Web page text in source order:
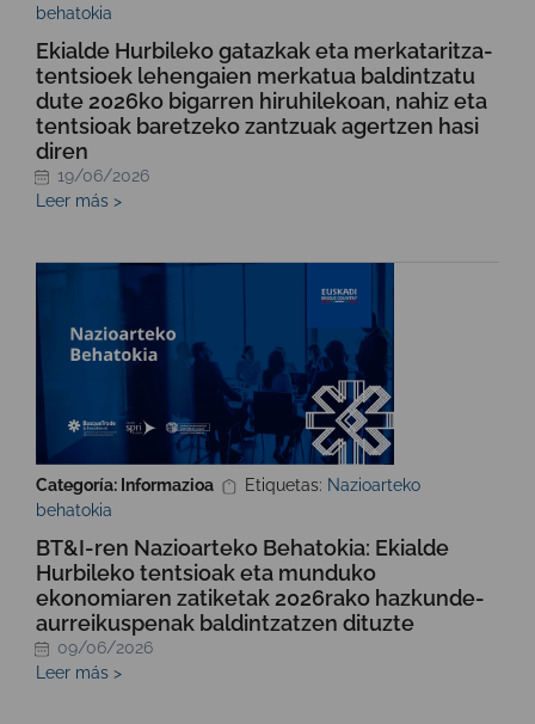
behatokia
Ekialde Hurbileko gatazkak eta merkataritza-
tentsioek lehengaien merkatua baldintzatu
dute 2026ko bigarren hiruhilekoan, nahiz eta
tentsioak baretzeko zantzuak agertzen hasi
diren
19/06/2026
Leer más >
Categoría: Informazioa Etiquetas: Nazioarteko
behatokia
BT&I-ren Nazioarteko Behatokia: Ekialde
Hurbileko tentsioak eta munduko
ekonomiaren zatiketak 2026rako hazkunde-
aurreikuspenak baldintzatzen dituzte
09/06/2026
Leer más >